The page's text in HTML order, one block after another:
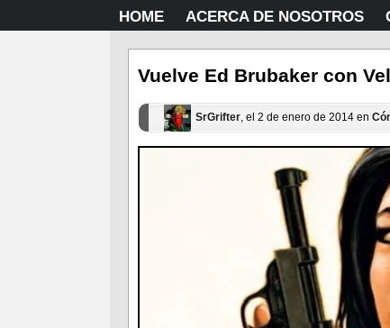
HOME ACERCA DE NOSOTROS
Vuelve Ed Brubaker con
SrGrifter, el 2 de enero de 2014 en